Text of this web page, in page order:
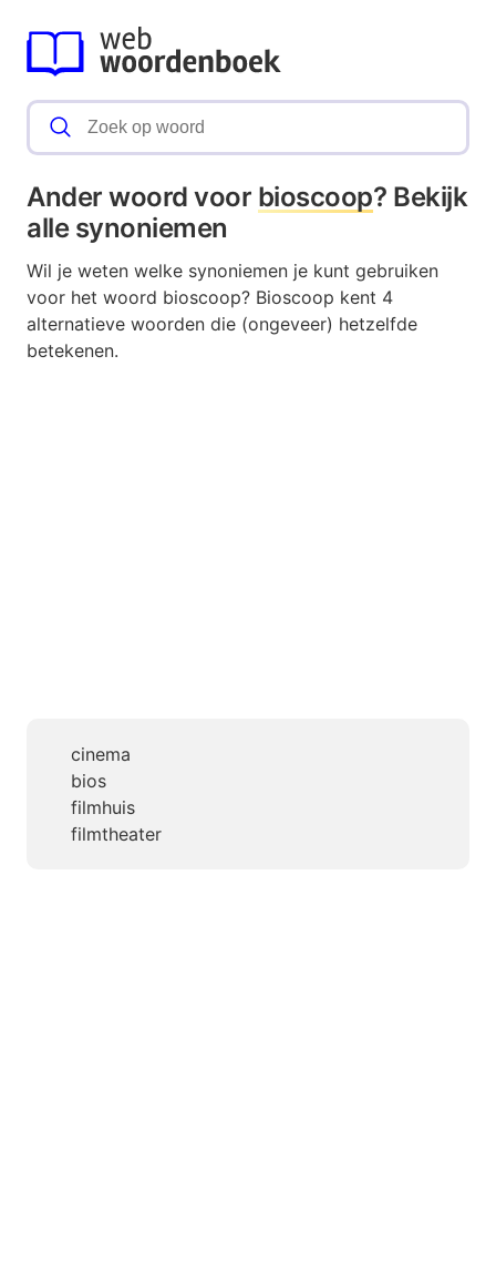
Ander woord voor bioscoop? Bekijk
alle synoniemen
Wil je weten welke synoniemen je kunt gebruiken
voor het woord bioscoop? Bioscoop kent 4
alternatieve woorden die (ongeveer) hetzelfde
betekenen.
cinema
bios
filmhuis
filmtheater